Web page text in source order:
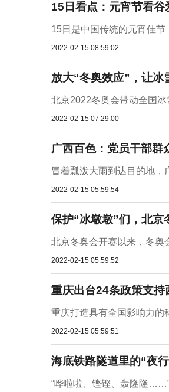
15日看点：元宵节看
15日是中国传统的元宵佳
2022-02-15 08:59:02
放大“冬奥效应”，让冰
北京2022冬奥会带动全国
2022-02-15 07:29:00
广西百色：党员干部群
冒着瓢泼大雨到达目的地
2022-02-15 05:59:54
保护“冰墩墩”们，北京
北京冬奥会开赛以来，冬奥
2022-02-15 05:59:52
重庆出台24条政策支
重庆打造具有全国影响力的
2022-02-15 05:59:51
海底铁路隧道里的“夜
“哗啦啦、铿铿、轰隆隆